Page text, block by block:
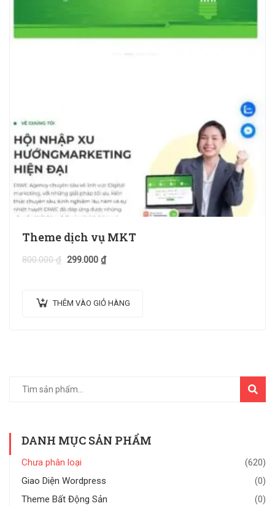
Theme dịch vụ MKT
800.000₫ 299.000 ₫
THÊM VÀO GIỎ HÀNG
TÌM
KIẾM
DANH MỤC SẢN PHẨM
Chưa phân loại
(620)
Giao Diện Wordpress
(0)
Theme Bất Động Sản
(0)